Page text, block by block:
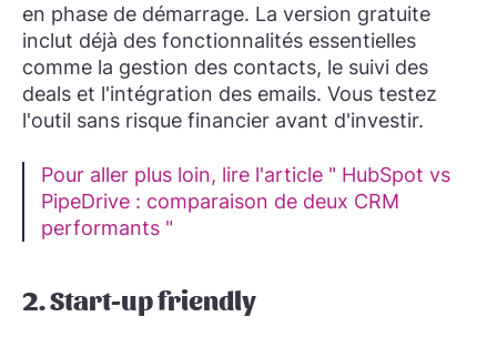
en phase de démarrage. La version gratuite
inclut déjà des fonctionnalités essentielles
comme la gestion des contacts, le suivi des
deals et l'intégration des emails. Vous testez
l'outil sans risque financier avant d'investir.
Pour aller plus loin, lire l'article " HubSpot vs
PipeDrive : comparaison de deux CRM
performants "
2. Start-up friendly